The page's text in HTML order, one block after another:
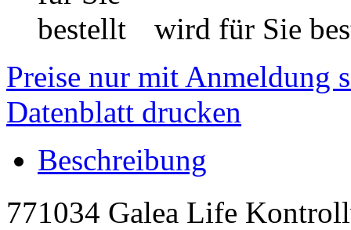
wird für Sie
Preise nur mit Anmeldung
Datenblatt drucken
Beschreibung
771034 Galea Life